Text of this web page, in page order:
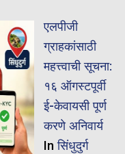
एलपीजी
ग्राहकांसाठी
महत्त्वाची सूचना:
१६ ऑगस्टपूर्वी
ई-केवायसी पूर्ण
करणे अनिवार्य
Inसिंधुदुर्ग